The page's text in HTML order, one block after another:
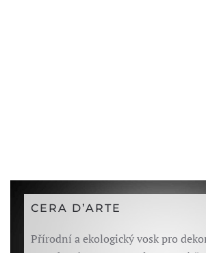
CERA D’ARTE
Přírodní a ekologický vosk pro